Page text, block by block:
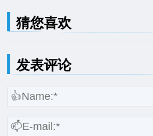
猜您喜欢
发表评论